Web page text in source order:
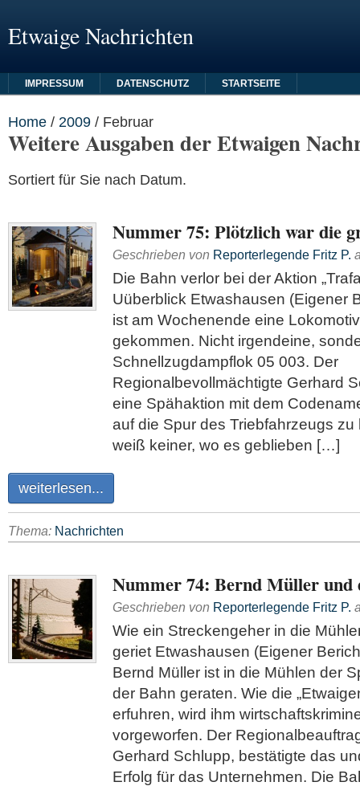
Etwaige Nachrichten
IMPRESSUM DATENSCHUTZ STARTSEITE
Home / 2009 / Februar
Weitere Ausgaben der Etwaigen
Sortiert für Sie nach Datum.
Nummer 75: Plötzlich war die
Geschrieben von Reporterlegende Fritz P.
Die Bahn verlor bei der Aktion
Uüberblick Etwashausen (Eigener
ist am Wochenende eine
gekommen. Nicht irgendeine,
Schnellzugdampflok 05 003. Der
Regionalbevollmächtigte Gerhard
eine Spähaktion mit dem
auf die Spur des Triebfahrzeugs zu
weiß keiner, wo es geblieben […]
weiterlesen...
Thema: Nachrichten
Nummer 74: Bernd Müller und
Geschrieben von Reporterlegende Fritz P.
Wie ein Streckengeher in die
geriet Etwashausen (Eigener
Bernd Müller ist in die Mühlen der
der Bahn geraten. Wie die
erfuhren, wird ihm
vorgeworfen. Der
Gerhard Schlupp, bestätigte das
Erfolg für das Unternehmen. Die